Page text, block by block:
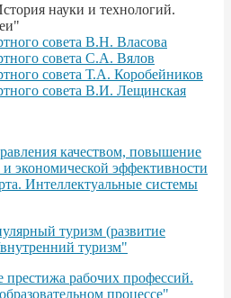
науки и технологий.
совета В.Н. Власова
совета С.А. Вялов
совета Т.А. Коробейников
совета В.И. Лещинская
качеством, повышение
и экономической эффективности
Интеллектуальные системы
туризм (развитие
туризм"
рабочих профессий.
процессе"